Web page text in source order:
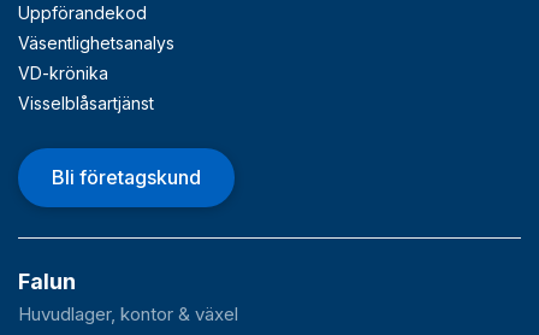
Uppförandekod
Väsentlighetsanalys
VD-krönika
Visselblåsartjänst
Bli företagskund
Falun
Huvudlager, kontor & växel